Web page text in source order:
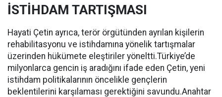
İSTİHDAM TARTIŞMASI
Hayati Çetin ayrıca, terör örgütünden ayrılan kişilerin
rehabilitasyonu ve istihdamına yönelik tartışmalar
üzerinden hükümete eleştiriler yöneltti.Türkiye’de
milyonlarca gencin iş aradığını ifade eden Çetin, yeni
istihdam politikalarının öncelikle gençlerin
beklentilerini karşılaması gerektiğini savundu.Anahtar